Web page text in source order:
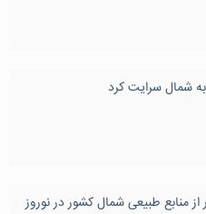
شمال سرایت کرد